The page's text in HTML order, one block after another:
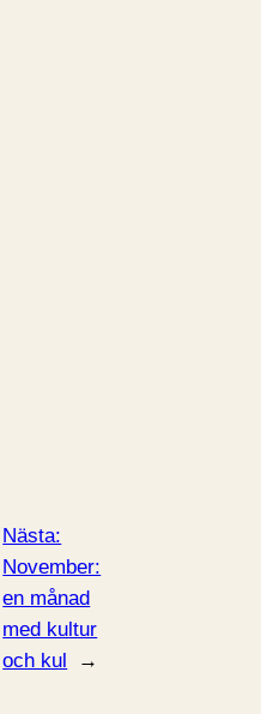
Nästa:
November:
en månad
med kultur
och kul
→